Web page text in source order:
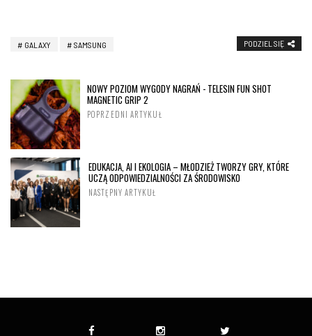
GALAXY SAMSUNG PODZIEL SIĘ
NOWY POZIOM WYGODY NAGRAŃ - TELESIN FUN SHOT
MAGNETIC GRIP 2
POPRZEDNI ARTYKUŁ
EDUKACJA, AI I EKOLOGIA – MŁODZIEŻ TWORZY GRY, KTÓRE
UCZĄ ODPOWIEDZIALNOŚCI ZA ŚRODOWISKO
NASTĘPNY ARTYKUŁ